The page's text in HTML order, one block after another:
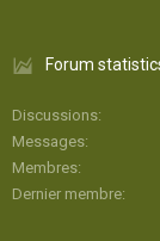
Forum
Discussions
Messages
Membres
Dernier membre